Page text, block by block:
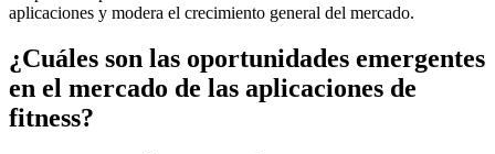
aplicaciones y modera el crecimiento general del mercado.
¿Cuáles son las oportunidades emergentes
en el mercado de las aplicaciones de
fitness?